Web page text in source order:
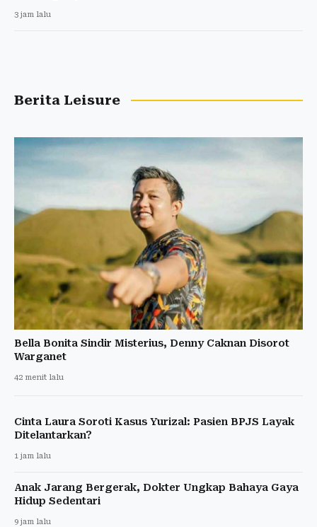
3 jam lalu
Berita Leisure
Bella Bonita Sindir Misterius, Denny Caknan Disorot
Warganet
42 menit lalu
Cinta Laura Soroti Kasus Yurizal: Pasien BPJS Layak
Ditelantarkan?
1 jam lalu
Anak Jarang Bergerak, Dokter Ungkap Bahaya Gaya
Hidup Sedentari
9 jam lalu